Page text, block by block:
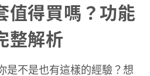
的風壓下，體感溫度約降至
度接近一半。 更糟的是，
經常高於75%。潮濕空氣傳
消耗更多能量去加熱這些水
值得買嗎？功能
整解析
是不是也有這樣的經驗？想